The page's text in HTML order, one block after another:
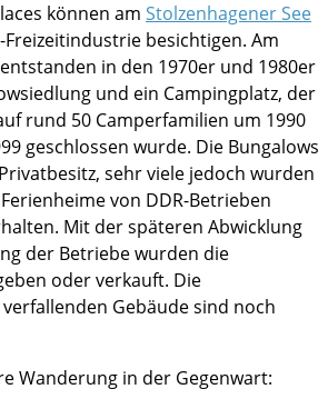
können am Stolzenhagener See
besichtigen. Am
in den 1970er und 1980er
und ein Campingplatz, der
rund 50 Camperfamilien um 1990
geschlossen wurde. Die Bungalows
sehr viele jedoch wurden
von DDR-Betrieben
Mit der späteren Abwicklung
der Betriebe wurden die
oder verkauft. Die
Gebäude sind noch
Wanderung in der Gegenwart: